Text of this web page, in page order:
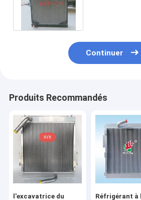
Continuer
Produits Recommandés
l'excavatrice du Réfrigérant à